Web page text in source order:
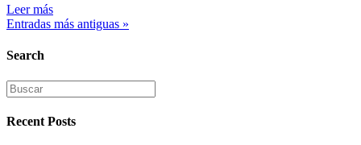
Leer más
Entradas más antiguas »
Search
Recent Posts